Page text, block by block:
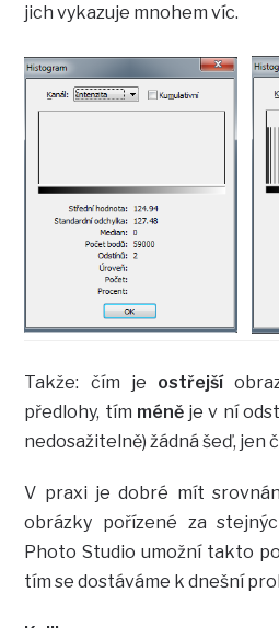
jich vykazuje mnohem víc.
Takže: čím je ostřejší
předlohy, tím méněje v ní
nedosažitelně) žádná šeď, jen
V praxi je dobré mít
obrázky pořízené za
Photo Studio umožní takto
tím se dostáváme k dnešní